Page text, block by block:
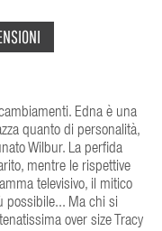
Edna è una
quanto di personalità,
Wilbur. La perfida
mentre le rispettive
televisivo, il mitico
possibile... Ma chi si
over size Tracy